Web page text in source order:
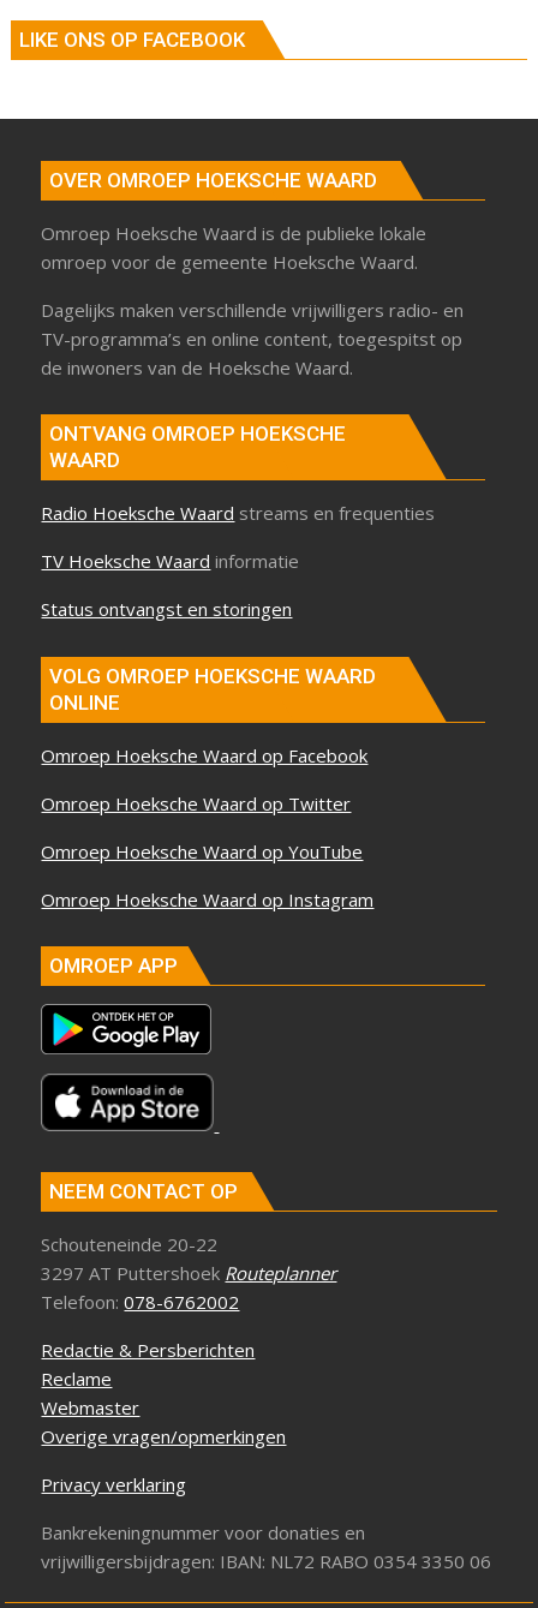
LIKE ONS OP FACEBOOK
OVER OMROEP HOEKSCHE WAARD
Omroep Hoeksche Waard is de publieke lokale
omroep voor de gemeente Hoeksche Waard.
Dagelijks maken verschillende vrijwilligers radio- en
TV-programma’s en online content, toegespitst op
de inwoners van de Hoeksche Waard.
ONTVANG OMROEP HOEKSCHE
WAARD
Radio Hoeksche Waard streams en frequenties
TV Hoeksche Waard informatie
Status ontvangst en storingen
VOLG OMROEP HOEKSCHE WAARD
ONLINE
Omroep Hoeksche Waard op Facebook
Omroep Hoeksche Waard op Twitter
Omroep Hoeksche Waard op YouTube
Omroep Hoeksche Waard op Instagram
OMROEP APP
NEEM CONTACT OP
Schouteneinde 20-22
3297 AT Puttershoek Routeplanner
Telefoon:078-6762002
Redactie & Persberichten
Reclame
Webmaster
Overige vragen/opmerkingen
Privacy verklaring
Bankrekeningnummer voor donaties en
vrijwilligersbijdragen: IBAN: NL72 RABO 0354 3350 06